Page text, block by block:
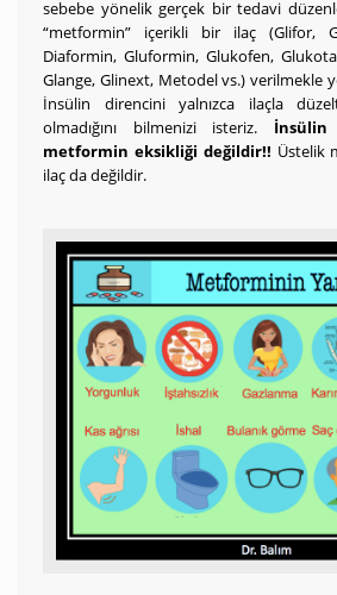
sebebe yönelik gerçek bir tedavi
“metformin” içerikli bir ilaç (Glifor,
Diaformin, Gluformin, Glukofen,
Glange, Glinext, Metodel vs.) verilmekle
İnsülin direncini yalnızca ilaçla
olmadığını bilmenizi isteriz.
metformin eksikliği değildir!! Üstelik
ilaç da değildir.